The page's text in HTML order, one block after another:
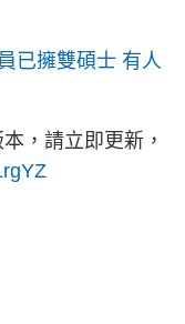
已擁雙碩士 有人
，請立即更新，